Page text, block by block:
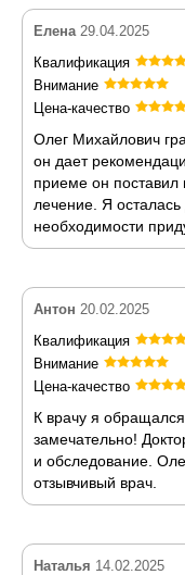
Елена 29.04.2025
Квалификация
Внимание
Цена-качество
Олег Михайлович
он дает
приеме он поставил
лечение. Я
необходимости
Антон 20.02.2025
Квалификация
Внимание
Цена-качество
К врачу я
замечательно!
и обследование.
отзывчивый врач.
Наталья 14.02.2025